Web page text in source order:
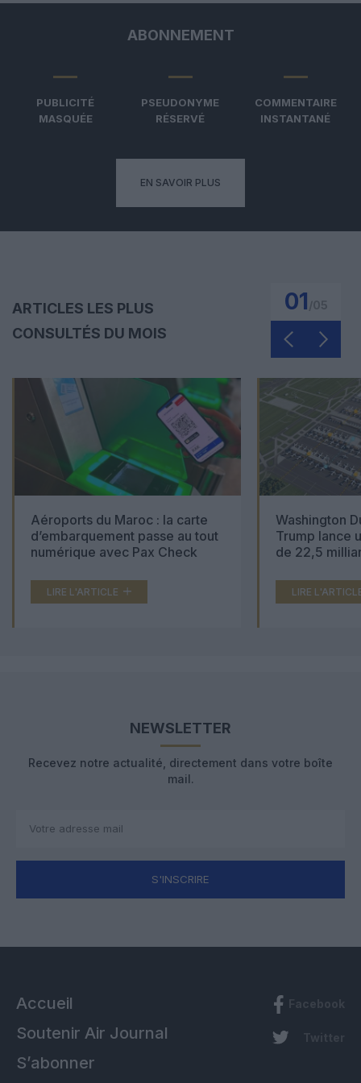
ABONNEMENT
PUBLICITÉ
MASQUÉE
PSEUDONYME
RÉSERVÉ
COMMENTAIRE
INSTANTANÉ
EN SAVOIR PLUS
ARTICLES LES PLUS
CONSULTÉS DU MOIS
01
Aéroports du Maroc : la carte
d’embarquement passe au tout
numérique avec Pax Check
LIRE L'ARTICLE
Washington
Trump lance
de 22,5
LIRE
NEWSLETTER
Recevez notre actualité, directement dans votre boîte
mail.
S'INSCRIRE
Accueil
Soutenir Air Journal
S’abonner